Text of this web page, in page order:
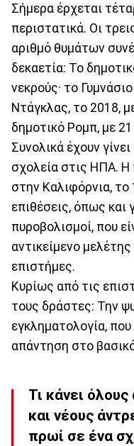
Σήμερα έρχεται
περιστατικά. Οι
αριθμό θυμάτων
δεκαετία: Το
νεκρούς· το
Ντάγκλας, το 2018,
δημοτικό Ρομπ, με
Συνολικά έχουν
σχολεία στις ΗΠΑ.
στην Καλιφόρνια,
επιθέσεις, όπως και
πυροβολισμοί, που
αντικείμενο
επιστήμες.
Κυρίως από τις
τους δράστες: Την
εγκληματολογία,
απάντηση στο
Τι κάνει
και νέους
πρωί σε ένα